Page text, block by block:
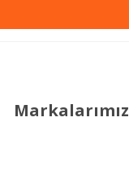
Markalarımız